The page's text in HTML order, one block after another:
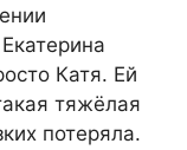
Катя. Ей
тяжёлая
потеряла.